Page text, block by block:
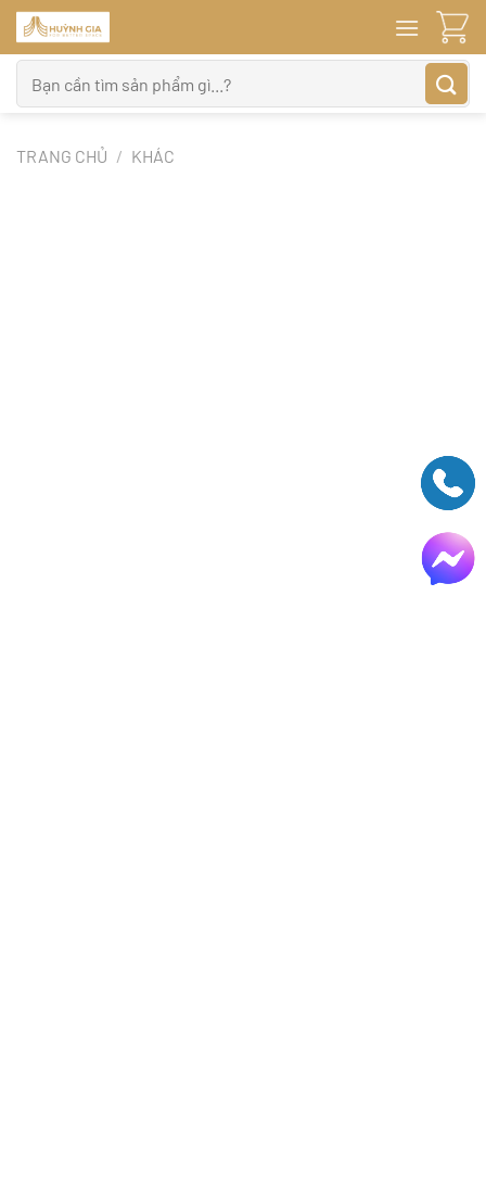
Bỏ
qua
nội
dung
kiếm:
TRANG CHỦ / KHÁC